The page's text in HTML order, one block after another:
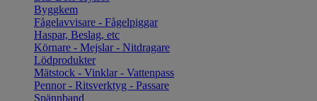
Byggkem
Fågelavvisare - Fågelpiggar
Haspar, Beslag, etc
Körnare - Mejslar - Nitdragare
Lödprodukter
Mätstock - Vinklar - Vattenpass
Pennor - Ritsverktyg - Passare
Spännband